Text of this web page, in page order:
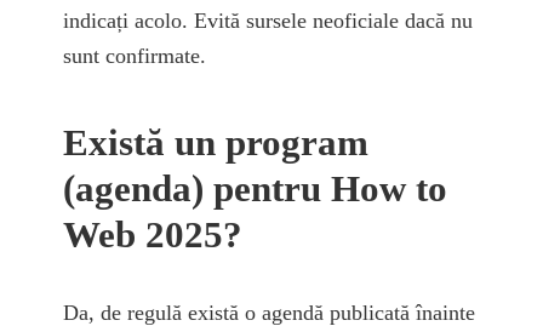
indicați acolo. Evită sursele neoficiale dacă nu
sunt confirmate.
Există un program
(agenda) pentru How to
Web 2025?
Da, de regulă există o agendă publicată înainte